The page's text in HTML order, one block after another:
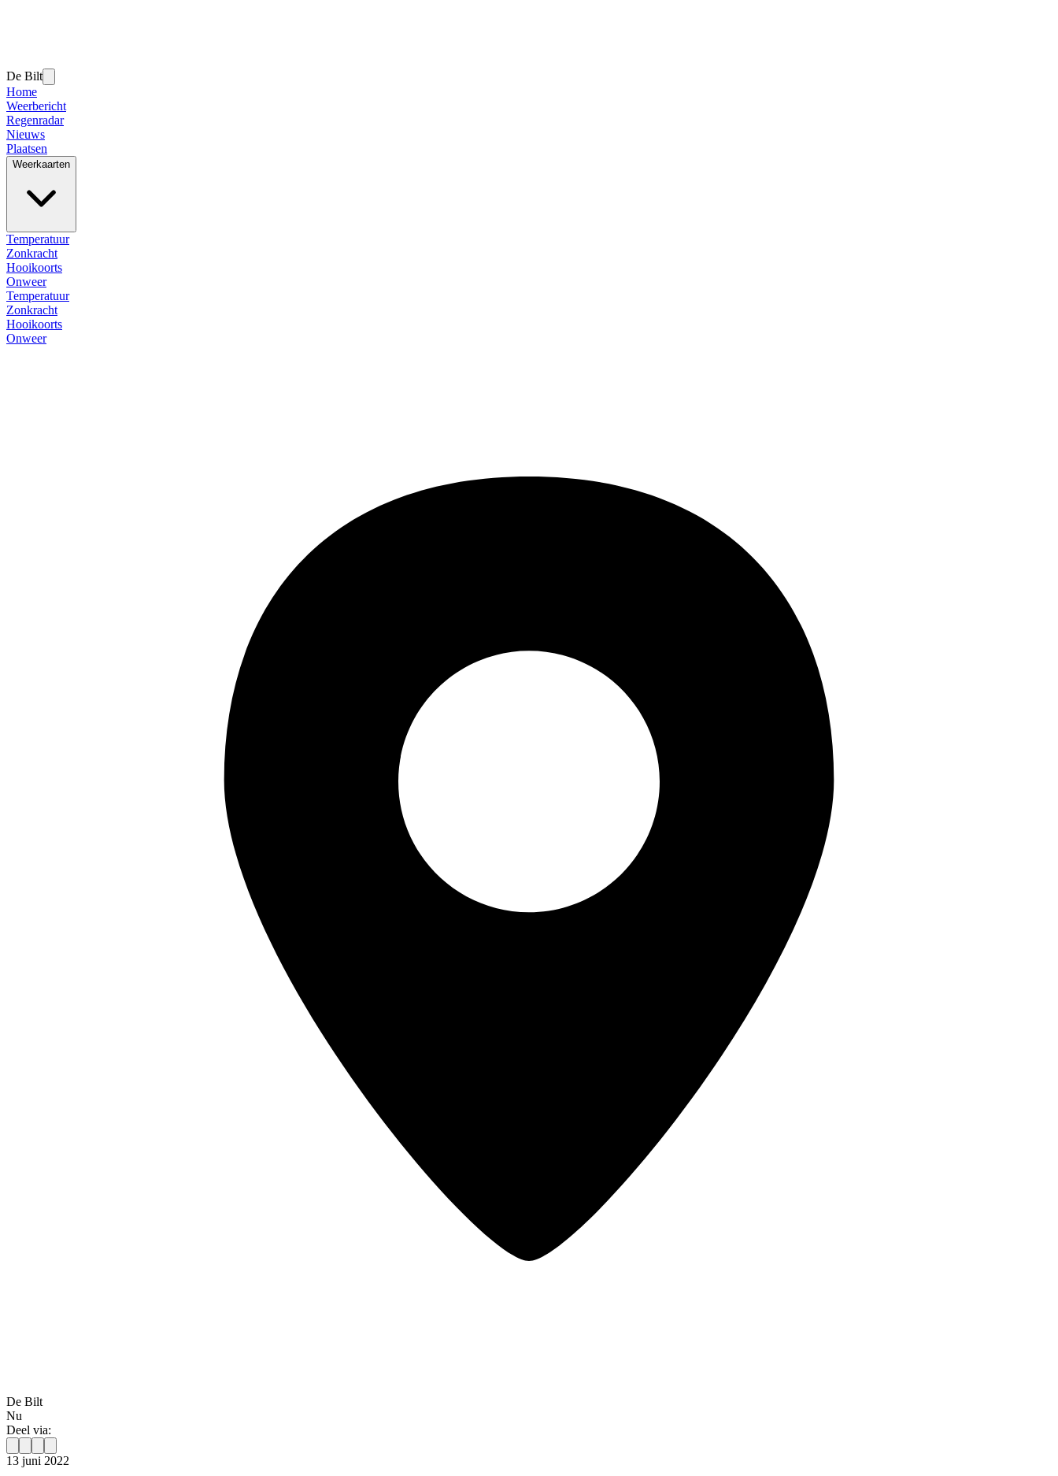
De Bilt
Home
Weerbericht
Regenradar
Nieuws
Plaatsen
Weerkaarten
Temperatuur
Zonkracht
Hooikoorts
Onweer
Temperatuur
Zonkracht
Hooikoorts
Onweer
De Bilt
Nu
Deel via:
13 juni 2022